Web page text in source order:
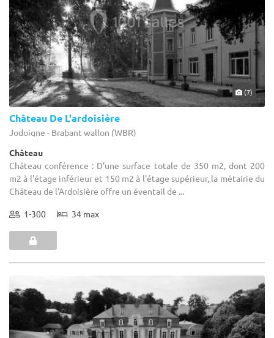
(7)
Château De L'ardoisière
Jodoigne - Brabant wallon (WBR)
Château
Château conférence : D'une surface totale de 350 m2, dont 200
m2 à l'étage inférieur et 150 m2 à l'étage supérieur, la métairie du
Château de l'Ardoisière offre un éventail de ...
1-300 34 max